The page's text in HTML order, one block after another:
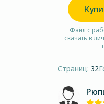
Файл с
скачать в
Страниц: 32